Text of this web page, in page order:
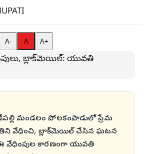
A- A A+
మండలం పోలకంపాడులో ప్రేమ
వేధించి, బ్లాక్‌మెయిల్ చేసిన ఘటన
వేధింపుల కారణంగా యువతి